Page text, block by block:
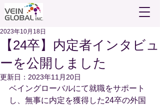
【24卒】内定者インタビュ
ーを公開しました
2023年10月18日
更新日： 2023年11月20日
ベイングローバルにて就職をサポート
し、無事に内定を獲得した24卒の外国